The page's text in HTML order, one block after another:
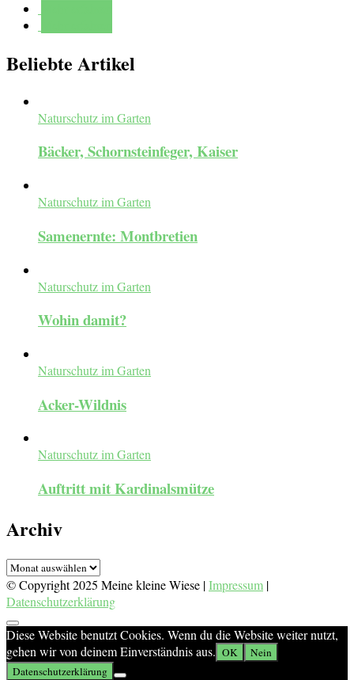
Beliebte Artikel
Naturschutz im Garten
Bäcker, Schornsteinfeger, Kaiser
Naturschutz im Garten
Samenernte: Montbretien
Naturschutz im Garten
Wohin damit?
Naturschutz im Garten
Acker-Wildnis
Naturschutz im Garten
Auftritt mit Kardinalsmütze
Archiv
Archiv
© Copyright 2025 Meine kleine Wiese |Impressum |
Datenschutzerklärung
Diese Website benutzt Cookies. Wenn du die Website weiter nutzt,
gehen wir von deinem Einverständnis aus. OK
Nein
Datenschutzerklärung